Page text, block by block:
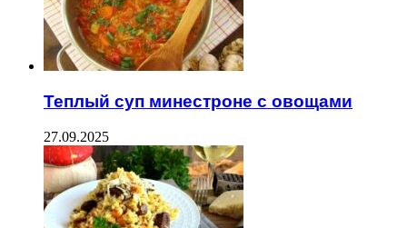
Теплый суп минестроне с овощами
27.09.2025